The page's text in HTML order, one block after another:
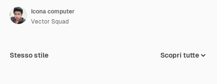
Icona computer
Vector Squad
Stesso stile Scopri tutte